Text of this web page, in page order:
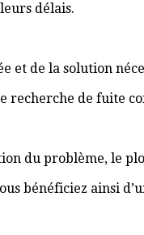
délais.
et de la solution
recherche de fuite
du problème, le
bénéficiez ainsi